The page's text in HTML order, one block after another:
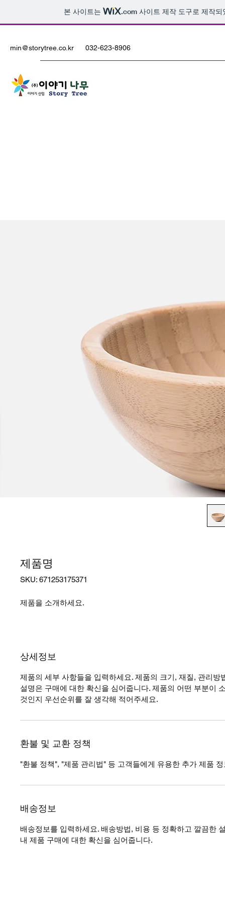
본 사이트는 .com 사이트 제작 도구로 제작
min@storytree.co.kr 032-623-8906
제품명
SKU: 671253175371
제품을 소개하세요.
상세정보
제품의 세부 사항들을 입력하세요. 제품의 크기, 재질, 관리방
설명은 구매에 대한 확신을 심어줍니다. 제품의 어떤 부분이
것인지 우선순위를 잘 생각해 적어주세요.
환불 및 교환 정책
"환불 정책", "제품 관리법" 등 고객들에게 유용한 추가 제품
배송정보
배송정보를 입력하세요. 배송방법, 비용 등 정확하고 깔끔한
내 제품 구매에 대한 확신을 심어줍니다.